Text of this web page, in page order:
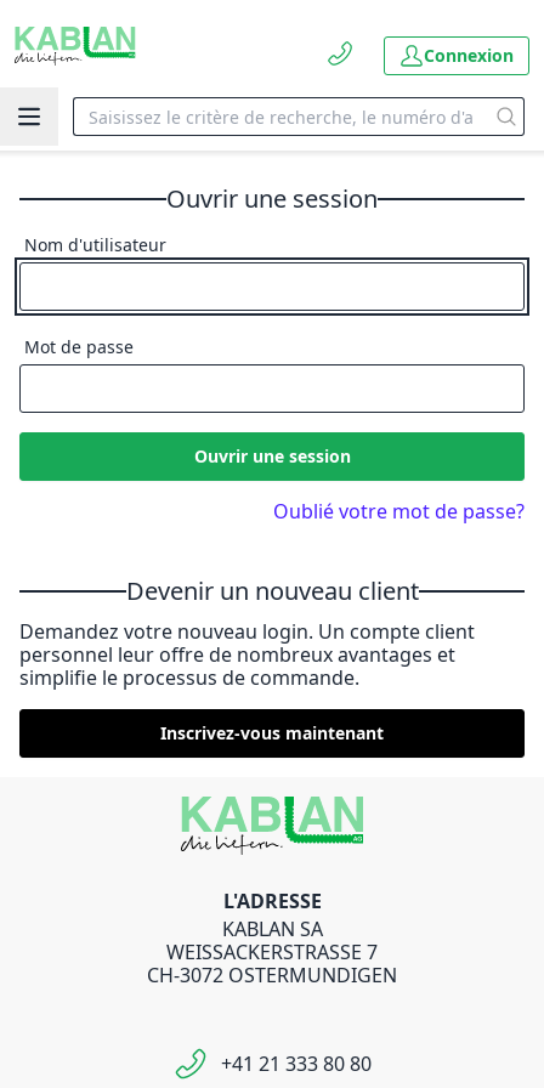
Connexion
Ouvrir une session
Nom d'utilisateur
Mot de passe
Ouvrir une session
Oublié votre mot de passe?
Devenir un nouveau client
Demandez votre nouveau login. Un compte client
personnel leur offre de nombreux avantages et
simplifie le processus de commande.
Inscrivez-vous maintenant
L'ADRESSE
KABLAN SA
WEISSACKERSTRASSE 7
CH-3072 OSTERMUNDIGEN
+41 21 333 80 80